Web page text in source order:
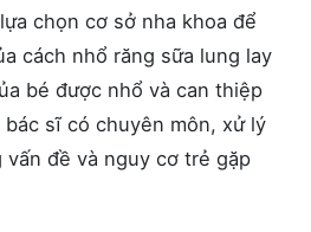
chọn cơ sở nha khoa để
cách nhổ răng sữa lung lay
bé được nhổ và can thiệp
sĩ có chuyên môn, xử lý
đề và nguy cơ trẻ gặp